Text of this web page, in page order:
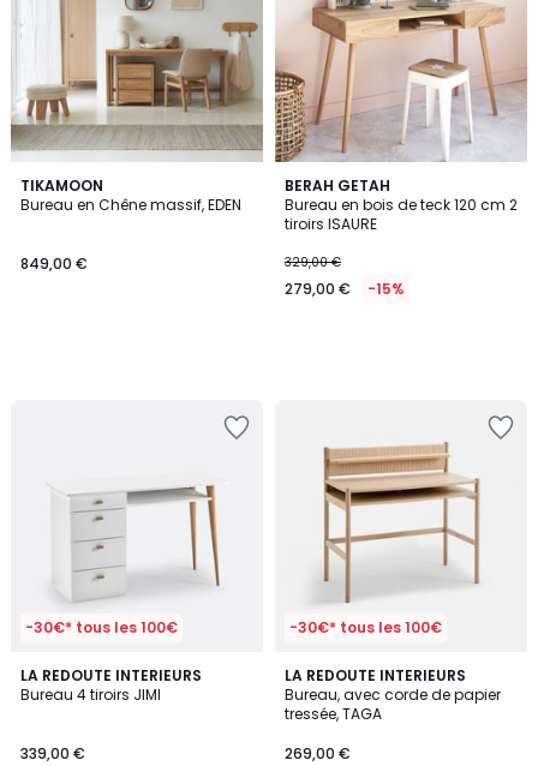
TIKAMOON
Bureau en Chêne massif, EDEN
849,00 €
BERAH GETAH
Bureau en bois de teck 120 cm 2
tiroirs ISAURE
329,00 €
279,00 € -15%
-30€* tous les 100€
LA REDOUTE INTERIEURS
Bureau 4 tiroirs JIMI
339,00 €
3,7
/ 5
3
Couleurs
-30€* tous les 100€
LA REDOUTE INTERIEURS
Bureau, avec corde de papier
tressée, TAGA
269,00 €